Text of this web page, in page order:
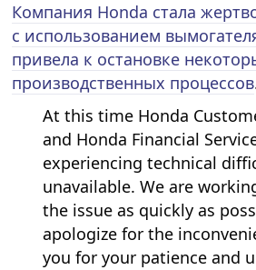
Компания Honda стала
с использованием
привела к остановке
производственных процессов
At this time Honda
and Honda Financial
experiencing technical
unavailable. We are
the issue as quickly as
apologize for the
you for your patience and